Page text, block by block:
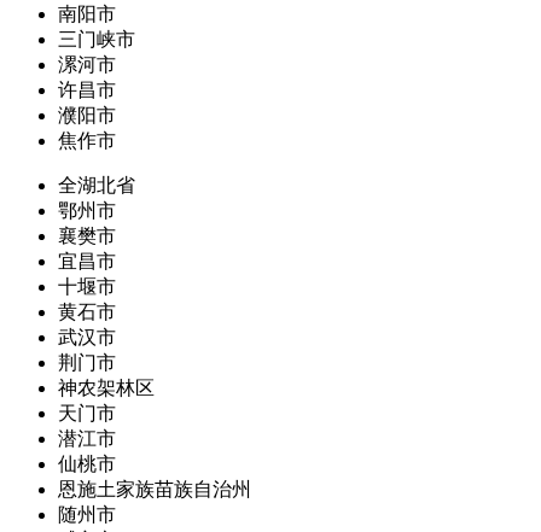
南阳市
三门峡市
漯河市
许昌市
濮阳市
焦作市
全湖北省
鄂州市
襄樊市
宜昌市
十堰市
黄石市
武汉市
荆门市
神农架林区
天门市
潜江市
仙桃市
恩施土家族苗族自治州
随州市